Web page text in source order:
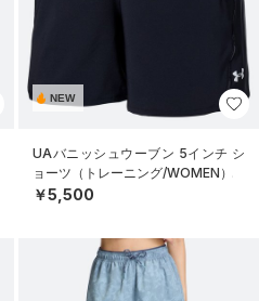
NEW
UAバニッシュウーブン 5インチ シ
ョーツ（トレーニング/WOMEN）
￥5,500